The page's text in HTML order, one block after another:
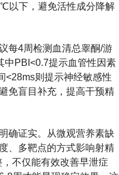
以下，避免活性成分降解
每4周检测血清总睾酮/游
中PBI<0.7提示血管性因素
<28ms则提示神经敏感性
免盲目补充，提高干预精
确证实。从微观营养素缺
、多靶点的方式影响射精
不仅能有效改善早泄症